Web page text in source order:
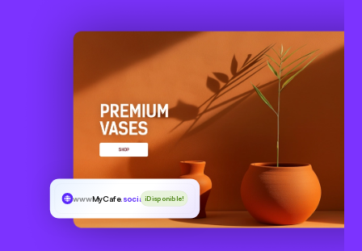
wwwMyCafe.social¡Disponible!